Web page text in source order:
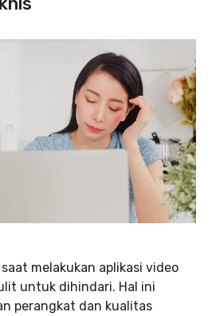
melakukan aplikasi video
untuk dihindari. Hal ini
perangkat dan kualitas